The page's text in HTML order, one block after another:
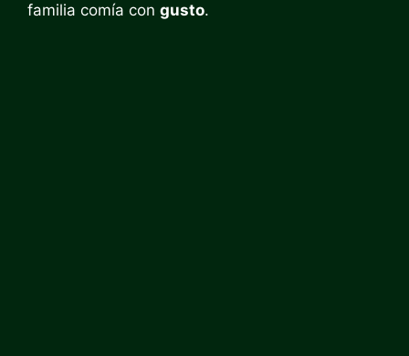
familia comía con gusto.